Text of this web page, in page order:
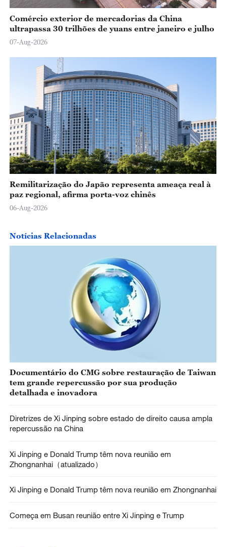
Comércio exterior de mercadorias da China
ultrapassa 30 trilhões de yuans entre janeiro e julho
07-Aug-2026
Remilitarização do Japão representa ameaça real à
paz regional, afirma porta-voz chinês
06-Aug-2026
Notícias Relacionadas
Documentário do CMG sobre restauração de Taiwan
tem grande repercussão por sua produção
detalhada e inovadora
Diretrizes de Xi Jinping sobre estado de direito causa ampla
repercussão na China
Xi Jinping e Donald Trump têm nova reunião em
Zhongnanhai（atualizado）
Xi Jinping e Donald Trump têm nova reunião em Zhongnanhai
Começa em Busan reunião entre Xi Jinping e Trump